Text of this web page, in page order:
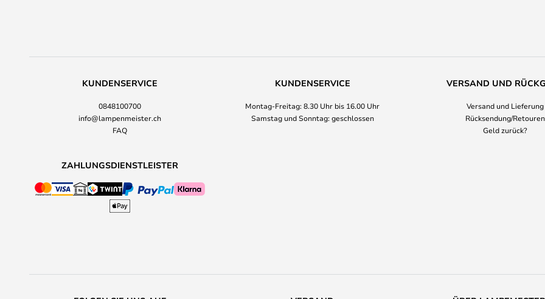
KUNDENSERVICE
0848100700
info@lampenmeister.ch
FAQ
KUNDENSERVICE
Montag-Freitag: 8.30 Uhr bis 16.00 Uhr
Samstag und Sonntag: geschlossen
VERSAND UND
Versand und Lieferung
Rücksendung/Retouren
Geld zurück?
ZAHLUNGSDIENSTLEISTER